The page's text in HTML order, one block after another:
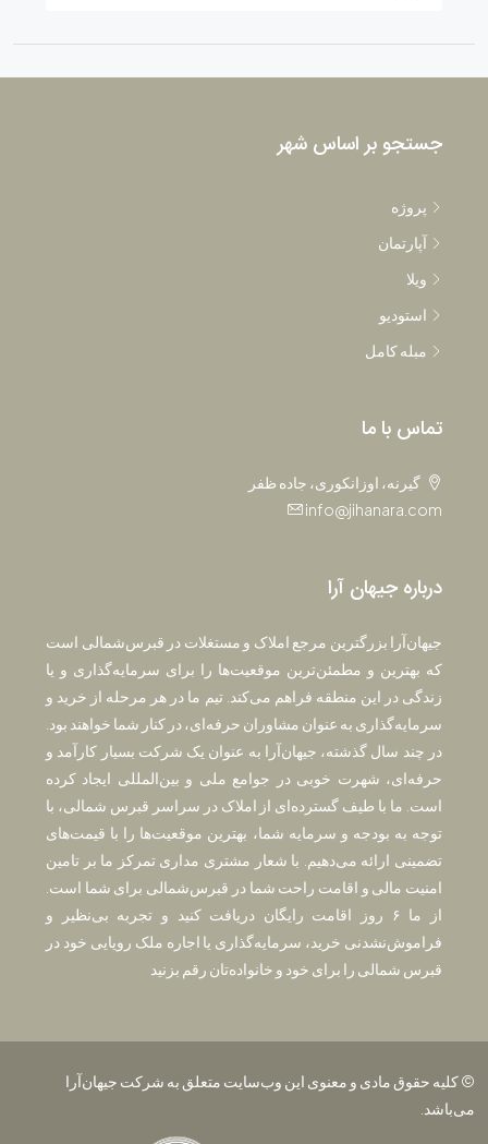
جستجو بر اساس شهر
پروژه
آپارتمان
ویلا
استودیو
مبله کامل
تماس با ما
گیرنه، اوزانکوری، جاده ظفر
info@jihanara.com
درباره جیهان آرا
جیهان‌آرا بزرگترین مرجع املاک و مستغلات در قبرس‌شمالی است
که بهترین و مطمئن‌ترین موقعیت‌ها را برای سرمایه‌گذاری و یا
زندگی در این منطقه فراهم می‌کند. تیم ما در هر مرحله از خرید و
سرمایه‌گذاری به عنوان مشاوران حرفه‌ای، در کنار شما خواهند بود.
در چند سال گذشته، جیهان‌آرا به عنوان یک شرکت بسیار کارآمد و
حرفه‌ای، شهرت خوبی در جوامع ملی و بین‌المللی ایجاد کرده
است. ما با طیف گسترده‌ای از املاک در سراسر قبرس شمالی، با
توجه به بودجه و سرمایه شما، بهترین موقعیت‌ها را با قیمت‌های
تضمینی ارائه می‌دهیم. با شعار مشتری مداری تمرکز ما بر تامین
امنیت مالی و اقامت راحت شما در قبرس‌شمالی برای شما است.
از ما ۶ روز اقامت رایگان دریافت کنید و تجربه بی‌نظیر و
فراموش‌نشدنی خرید، سرمایه‌گذاری یا اجاره ملک رویایی خود در
قبرس شمالی را برای خود و خانواده‌تان رقم بزنید
© کلیه حقوق مادی و معنوی این وب‌سایت متعلق به شرکت جیهان‌آرا
می‌باشد.